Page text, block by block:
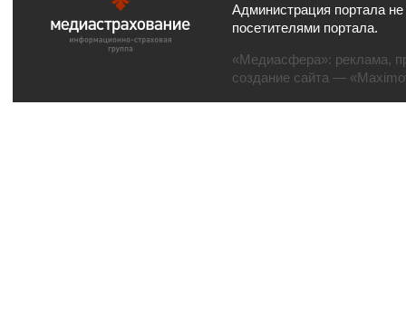
Администрация портала
посетителями портала.
«Медиасфера»: реклама,
создание сайта —